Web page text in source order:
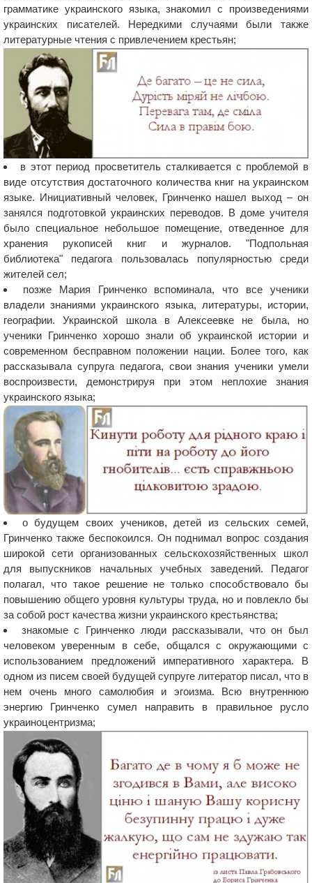
грамматике украинского языка, знакомил с произведениями
украинских писателей. Нередкими случаями были также
литературные чтения с привлечением крестьян;
в этот период просветитель сталкивается с проблемой в
виде отсутствия достаточного количества книг на украинском
языке. Инициативный человек, Гринченко нашел выход – он
занялся подготовкой украинских переводов. В доме учителя
было специальное небольшое помещение, отведенное для
хранения рукописей книг и журналов. "Подпольная
библиотека" педагога пользовалась популярностью среди
жителей сел;
позже Мария Гринченко вспоминала, что все ученики
владели знаниями украинского языка, литературы, истории,
географии. Украинской школа в Алексеевке не была, но
ученики Гринченко хорошо знали об украинской истории и
современном бесправном положении нации. Более того, как
рассказывала супруга педагога, свои знания ученики умели
воспроизвести, демонстрируя при этом неплохие знания
украинского языка;
о будущем своих учеников, детей из сельских семей,
Гринченко также беспокоился. Он поднимал вопрос создания
широкой сети организованных сельскохозяйственных школ
для выпускников начальных учебных заведений. Педагог
полагал, что такое решение не только способствовало бы
повышению общего уровня культуры труда, но и повлекло бы
за собой рост качества жизни украинского крестьянства;
знакомые с Гринченко люди рассказывали, что он был
человеком уверенным в себе, общался с окружающими с
использованием предложений императивного характера. В
одном из писем своей будущей супруге литератор писал, что в
нем очень много самолюбия и эгоизма. Всю внутреннюю
энергию Гринченко сумел направить в правильное русло
украиноцентризма;